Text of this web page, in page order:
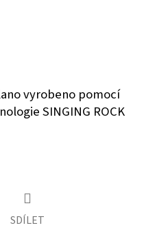
vyrobeno pomocí
SINGING ROCK
SDÍLET